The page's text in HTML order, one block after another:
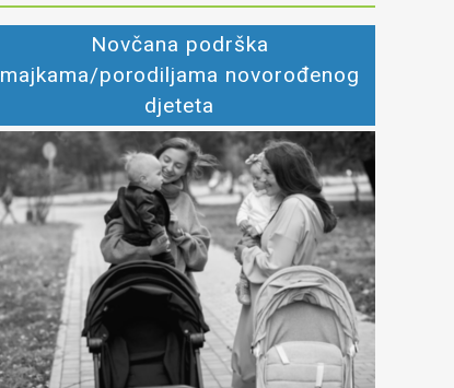
Novčana podrška
majkama/porodiljama novorođenog
djeteta